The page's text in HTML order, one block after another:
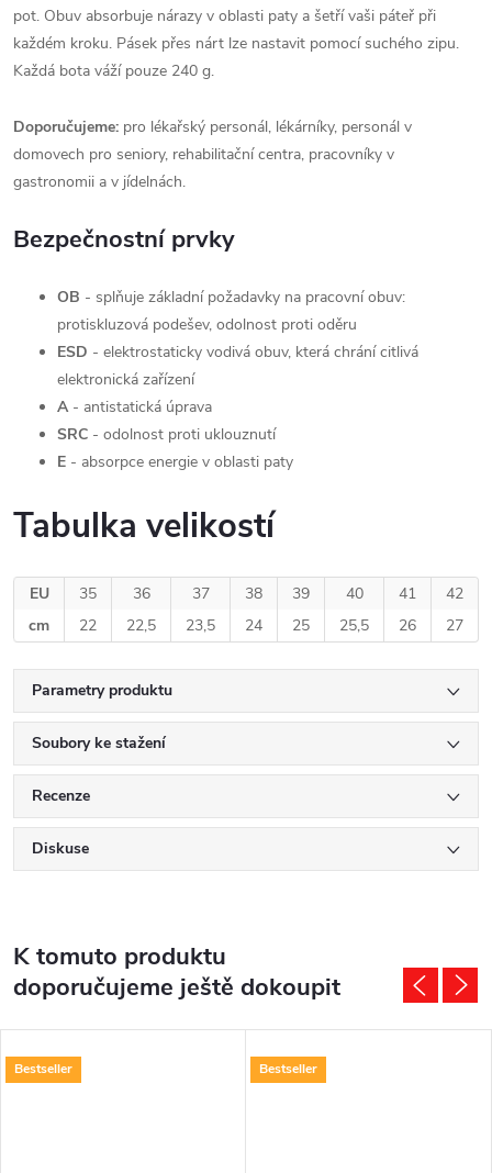
pot. Obuv absorbuje nárazy v oblasti paty a šetří vaši páteř při
každém kroku. Pásek přes nárt lze nastavit pomocí suchého zipu.
Každá bota váží pouze 240 g.
Doporučujeme: pro lékařský personál, lékárníky, personál v
domovech pro seniory, rehabilitační centra, pracovníky v
gastronomii a v jídelnách.
Bezpečnostní prvky
OB - splňuje základní požadavky na pracovní obuv:
protiskluzová podešev, odolnost proti oděru
ESD - elektrostaticky vodivá obuv, která chrání citlivá
elektronická zařízení
A - antistatická úprava
SRC - odolnost proti uklouznutí
E - absorpce energie v oblasti paty
Tabulka velikostí
EU 35 36 37 38 39 40 41
42
cm
22 22,5 23,5 24 25 25,5 26 27
Parametry produktu
Soubory ke stažení
Recenze
Diskuse
K tomuto produktu
doporučujeme ještě dokoupit
Bestseller Bestseller